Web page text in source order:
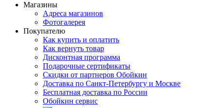
Магазины
Адреса магазинов
Фотогалерея
Покупателю
Как купить и оплатить
Как вернуть товар
Дисконтная программа
Подарочные сертификаты
Скидки от партнеров Обойкин
Доставка по Санкт-Петербургу и Москве
Бесплатная доставка по России
Обойкин сервис